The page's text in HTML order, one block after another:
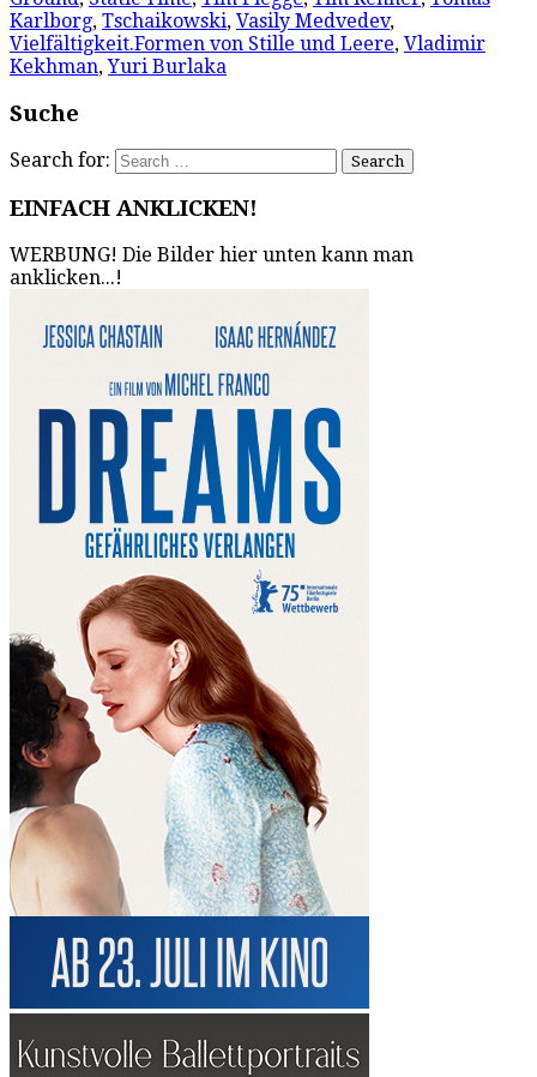
Karlborg, Tschaikowski, Vasily Medvedev,
Vielfältigkeit.Formen von Stille und Leere, Vladimir
Kekhman,Yuri Burlaka
Suche
Search for:
EINFACH ANKLICKEN!
WERBUNG! Die Bilder hier unten kann man
anklicken...!